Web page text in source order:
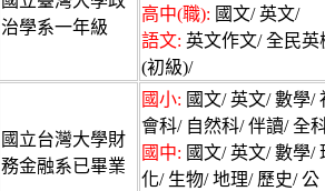
治學系一年級
高中(職): 國文/ 英文/
語文: 英文作文/ 全民英
(初級)/
國立台灣大學財
務金融系已畢業
國小: 國文/ 英文/ 數學/
會科/ 自然科/ 伴讀/ 全
國中: 國文/ 英文/ 數學/
化/ 生物/ 地理/ 歷史/ 公